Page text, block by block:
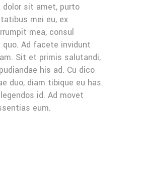
dolor sit amet, purto
mei eu, ex
mea, consul
Ad facete invidunt
Sit et primis salutandi,
his ad. Cu dico
duo, diam tibique eu has.
id. Ad movet
eum.